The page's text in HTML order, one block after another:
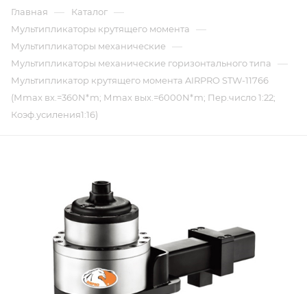
Главная — Каталог —
Мультипликаторы крутящего момента —
Мультипликаторы механические —
Мультипликаторы механические горизонтального типа —
Мультипликатор крутящего момента AIRPRO STW-11766
(Мmax вх.=360N*m; Мmax вых.=6000N*m; Пер.число 1:22;
Коэф.усиления1:16)